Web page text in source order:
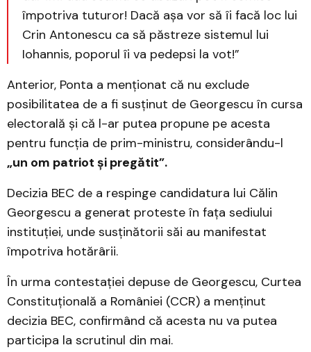
împotriva tuturor! Dacă așa vor să îi facă loc lui
Crin Antonescu ca să păstreze sistemul lui
Iohannis, poporul îi va pedepsi la vot!” ​
Anterior, Ponta a menționat că nu exclude
posibilitatea de a fi susținut de Georgescu în cursa
electorală și că l-ar putea propune pe acesta
pentru funcția de prim-ministru, considerându-l
„un om patriot și pregătit”. ​
Decizia BEC de a respinge candidatura lui Călin
Georgescu a generat proteste în fața sediului
instituției, unde susținătorii săi au manifestat
împotriva hotărârii. ​
În urma contestației depuse de Georgescu, Curtea
Constituțională a României (CCR) a menținut
decizia BEC, confirmând că acesta nu va putea
participa la scrutinul din mai. ​